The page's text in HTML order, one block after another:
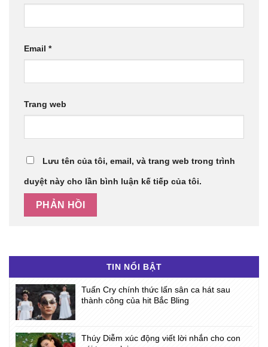
Email *
Trang web
Lưu tên của tôi, email, và trang web trong trình
duyệt này cho lần bình luận kế tiếp của tôi.
TIN NỔI BẬT
Tuấn Cry chính thức lấn sân ca hát sau
thành công của hit Bắc Bling
Thúy Diễm xúc động viết lời nhắn cho con